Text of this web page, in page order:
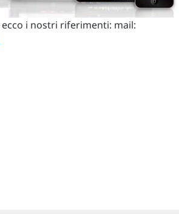
i nostri riferimenti: mail: